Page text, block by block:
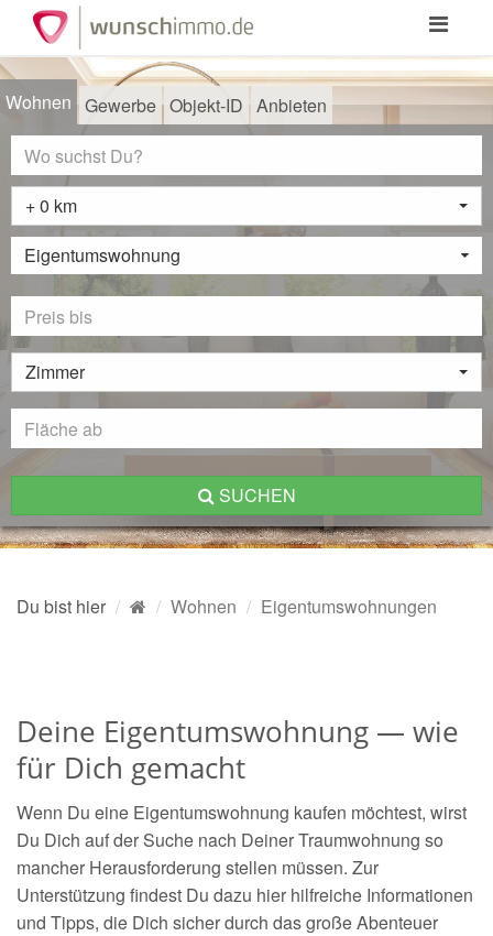
Toggle
Wohnen Gewerbe Objekt-ID Anbieten
+ 0 km
Eigentumswohnung
Zimmer
SUCHEN
Du bist hier Wohnen Eigentumswohnungen
Deine Eigentumswohnung — wie
für Dich gemacht
Wenn Du eine Eigentumswohnung kaufen möchtest, wirst
Du Dich auf der Suche nach Deiner Traumwohnung so
mancher Herausforderung stellen müssen. Zur
Unterstützung findest Du dazu hier hilfreiche Informationen
und Tipps, die Dich sicher durch das große Abenteuer